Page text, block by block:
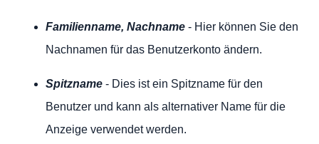
Familienname, Nachname - Hier können Sie den
Nachnamen für das Benutzerkonto ändern.
Spitzname - Dies ist ein Spitzname für den
Benutzer und kann als alternativer Name für die
Anzeige verwendet werden.